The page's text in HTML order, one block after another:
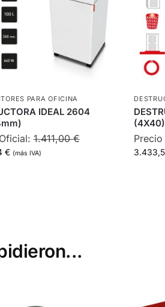
PARA OFICINA
IDEAL 2604
1.411,00€
€ (más IVA)
(4X40)